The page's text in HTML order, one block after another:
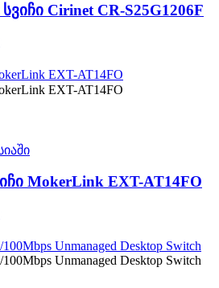
Cirinet CR-S25G1206F
MokerLink EXT-AT14FO